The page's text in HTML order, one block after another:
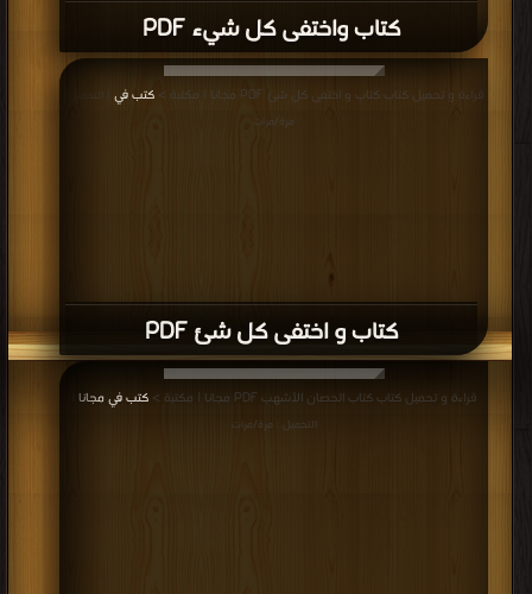
كتاب واختفى كل شيء PDF
كتاب و اختفى كل شئ PDF
قراءة و تحميل كتاب كتاب و اختفى كل شئ PDF مجانا | مكتبة > كتب في
| التحميل :
مرة/مرات
قراءة و تحميل كتاب كتاب الحصان الأشهب PDF مجانا | مكتبة > كتب في مجانا
التحميل : مرة/مرات